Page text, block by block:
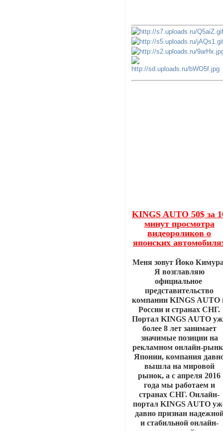
KINGS AUTO 50$ за
минут просмотра
видеороликов о
японских
Меня зовут Йоко
Я возглавляю
официальное
представительство
компании KINGS AUTO
России и странах СНГ.
Портал KINGS AUTO
более 8 лет занимает
значимые позиции на
рекламном онлайн-
Японии, компания
вышла на мировой
рынок, а с апреля 2016
года мы работаем и
странах СНГ. Онлайн-
портал KINGS AUTO
давно признан
и стабильной онлайн-